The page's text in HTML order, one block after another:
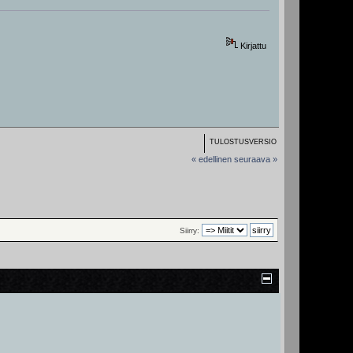
Kirjattu
TULOSTUSVERSIO
« edellinen seuraava »
Siirry: